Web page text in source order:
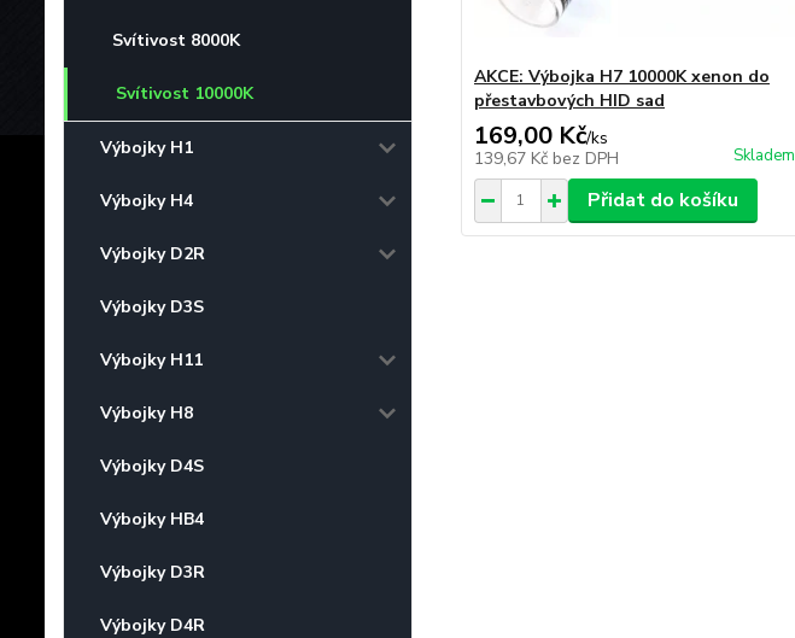
Svítivost 8000K
Svítivost 10000K
Výbojky H1
Výbojky H4
Výbojky D2R
Výbojky D3S
Výbojky H11
Výbojky H8
Výbojky D4S
Výbojky HB4
Výbojky D3R
Výbojky D4R
AKCE: Výbojka H7 10000K xenon do
přestavbových HID sad
169,00 Kč/ks
139,67 Kč bez DPH Skladem
Přidat do košíku